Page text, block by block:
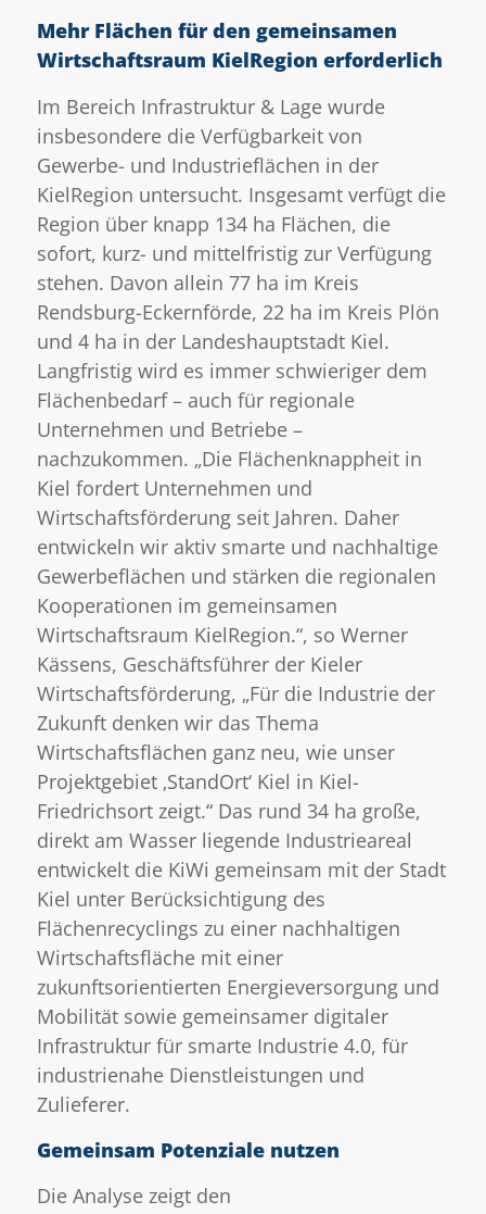
Mehr Flächen für den gemeinsamen
Wirtschaftsraum KielRegion erforderlich
Im Bereich Infrastruktur & Lage wurde
insbesondere die Verfügbarkeit von
Gewerbe- und Industrieflächen in der
KielRegion untersucht. Insgesamt verfügt die
Region über knapp 134 ha Flächen, die
sofort, kurz- und mittelfristig zur Verfügung
stehen. Davon allein 77 ha im Kreis
Rendsburg-Eckernförde, 22 ha im Kreis Plön
und 4 ha in der Landeshauptstadt Kiel.
Langfristig wird es immer schwieriger dem
Flächenbedarf – auch für regionale
Unternehmen und Betriebe –
nachzukommen. „Die Flächenknappheit in
Kiel fordert Unternehmen und
Wirtschaftsförderung seit Jahren. Daher
entwickeln wir aktiv smarte und nachhaltige
Gewerbeflächen und stärken die regionalen
Kooperationen im gemeinsamen
Wirtschaftsraum KielRegion.“, so Werner
Kässens, Geschäftsführer der Kieler
Wirtschaftsförderung, „Für die Industrie der
Zukunft denken wir das Thema
Wirtschaftsflächen ganz neu, wie unser
Projektgebiet ‚StandOrt‘ Kiel in Kiel-
Friedrichsort zeigt.“ Das rund 34 ha große,
direkt am Wasser liegende Industrieareal
entwickelt die KiWi gemeinsam mit der Stadt
Kiel unter Berücksichtigung des
Flächenrecyclings zu einer nachhaltigen
Wirtschaftsfläche mit einer
zukunftsorientierten Energieversorgung und
Mobilität sowie gemeinsamer digitaler
Infrastruktur für smarte Industrie 4.0, für
industrienahe Dienstleistungen und
Zulieferer.
Gemeinsam Potenziale nutzen
Die Analyse zeigt den